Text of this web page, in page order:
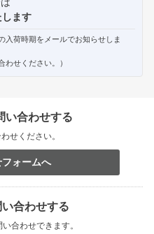
ます
入荷時期をメールでお知らせしま
わせください。）
い合わせする
せください。
ォームへ
合わせする
合わせできます。